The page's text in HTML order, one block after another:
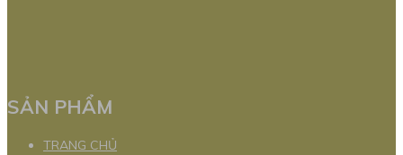
SẢN PHẨM
TRANG CHỦ